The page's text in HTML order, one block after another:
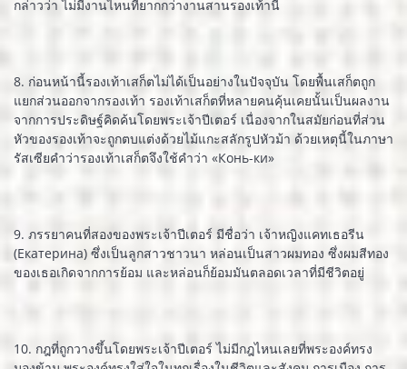
กล่าวว่า ไม่มีงานไหนที่ยากกว่างานสานรองเท้านี้
8. ก่อนหน้านี้รองเท้าเสก็ตไม่ได้เป็นอย่างในปัจจุบัน โดยพื้นเสก็ตถูก
แยกส่วนออกจากรองเท้า รองเท้าเสก็ตที่หลายคนคุ้นเคยนั้นเป็นผลงาน
จากการประดิษฐ์คิดค้นโดยพระเจ้าปีเตอร์ เนื่องจากในสมัยก่อนที่ส่วน
หัวของรองเท้าจะถูกตบแต่งด้วยไม้แกะสลักรูปหัวม้า ด้วยเหตุนี้ในภาษา
รัสเซียคำว่ารองเท้าเสก็ตจึงใช้คำว่า «Конь-ки»
9. ภรรยาคนที่สองของพระเจ้าปีเตอร์ มีชื่อว่า เจ้าหญิงแคทเธอรีน
(Екатерина) ซึ่งเป็นลูกสาวชาวนา หล่อนเป็นสาวผมทอง ซึ่งผมสีทอง
ของเธอเกิดจากการย้อม และหล่อนก็ย้อมมันตลอดเวลาที่มีชีวิตอยู่
10. กฎที่ถูกวางขึ้นโดยพระเจ้าปีเตอร์ ไม่มีกฎไหนเลยที่พระองค์ทรง